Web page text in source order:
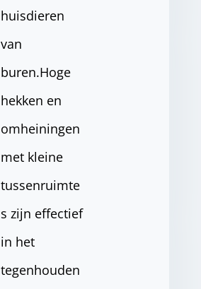
huisdieren
van
buren.Hoge
hekken en
omheiningen
met kleine
tussenruimte
s zijn effectief
in het
tegenhouden